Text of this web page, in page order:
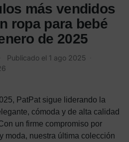
más vendidos
ropa para bebé
de 2025
Publicado el 1 ago 2025
PatPat sigue liderando la
cómoda y de alta calidad
un firme compromiso por
moda, nuestra última colección